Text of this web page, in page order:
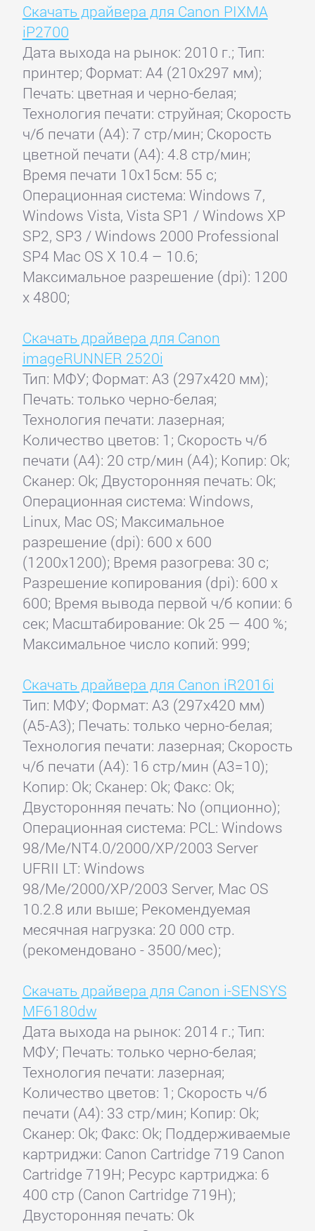
Скачать драйвера для Canon PIXMA
iP2700
Дата выхода на рынок: 2010 г.; Тип:
принтер; Формат: A4 (210x297 мм);
Печать: цветная и черно-белая;
Технология печати: струйная; Скорость
ч/б печати (А4): 7 стр/мин; Скорость
цветной печати (А4): 4.8 стр/мин;
Время печати 10x15см: 55 с;
Операционная система: Windows 7,
Windows Vista, Vista SP1 / Windows XP
SP2, SP3 / Windows 2000 Professional
SP4 Mac OS X 10.4 – 10.6;
Максимальное разрешение (dpi): 1200
x 4800;
Скачать драйвера для Canon
imageRUNNER 2520i
Тип: МФУ; Формат: A3 (297x420 мм);
Печать: только черно-белая;
Технология печати: лазерная;
Количество цветов: 1; Скорость ч/б
печати (А4): 20 стр/мин (A4); Копир: Ok;
Сканер: Ok; Двусторонняя печать: Ok;
Операционная система: Windows,
Linux, Mac OS; Максимальное
разрешение (dpi): 600 x 600
(1200x1200); Время разогрева: 30 с;
Разрешение копирования (dpi): 600 x
600; Время вывода первой ч/б копии: 6
сек; Масштабирование: Ok 25 — 400 %;
Максимальное число копий: 999;
Скачать драйвера для Canon iR2016i
Тип: МФУ; Формат: A3 (297x420 мм)
(A5-A3); Печать: только черно-белая;
Технология печати: лазерная; Скорость
ч/б печати (А4): 16 стр/мин (A3=10);
Копир: Ok; Сканер: Ok; Факс: Ok;
Двусторонняя печать: No (опционно);
Операционная система: PCL: Windows
98/Me/NT4.0/2000/XP/2003 Server
UFRII LT: Windows
98/Me/2000/XP/2003 Server, Mac OS
10.2.8 или выше; Рекомендуемая
месячная нагрузка: 20 000 стр.
(рекомендовано - 3500/мес);
Скачать драйвера для Canon i-SENSYS
MF6180dw
Дата выхода на рынок: 2014 г.; Тип:
МФУ; Печать: только черно-белая;
Технология печати: лазерная;
Количество цветов: 1; Скорость ч/б
печати (А4): 33 стр/мин; Копир: Ok;
Сканер: Ok; Факс: Ok; Поддерживаемые
картриджи: Canon Cartridge 719 Canon
Cartridge 719H; Ресурс картриджа: 6
400 стр (Canon Cartridge 719H);
Двусторонняя печать: Ok